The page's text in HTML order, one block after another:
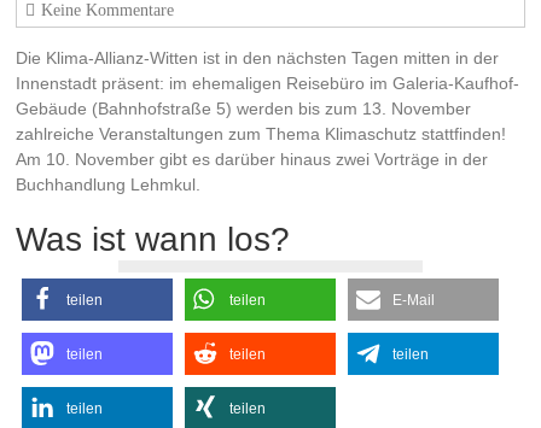
Keine Kommentare
Die Klima-Allianz-Witten ist in den nächsten Tagen mitten in der
Innenstadt präsent: im ehemaligen Reisebüro im Galeria-Kaufhof-
Gebäude (Bahnhofstraße 5) werden bis zum 13. November
zahlreiche Veranstaltungen zum Thema Klimaschutz stattfinden!
Am 10. November gibt es darüber hinaus zwei Vorträge in der
Buchhandlung Lehmkul.
Was ist wann los?
teilen teilen E-Mail
teilen teilen teilen
teilen teilen